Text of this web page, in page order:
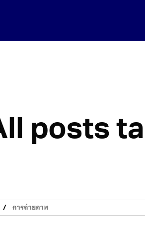
posts
การถ่ายภาพ